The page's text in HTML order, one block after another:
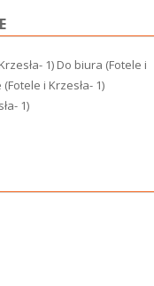
1) Do biura (Fotele i
i Krzesła- 1)
1)